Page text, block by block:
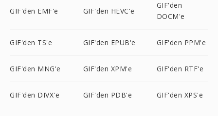
GIF'den EMF'e GIF'den HEVC'e
GIF'den
DOCM'e
GIF'den TS'e GIF'den EPUB'e GIF'den PPM'e
GIF'den MNG'e GIF'den XPM'e GIF'den RTF'e
GIF'den DIVX'e GIF'den PDB'e GIF'den XPS'e